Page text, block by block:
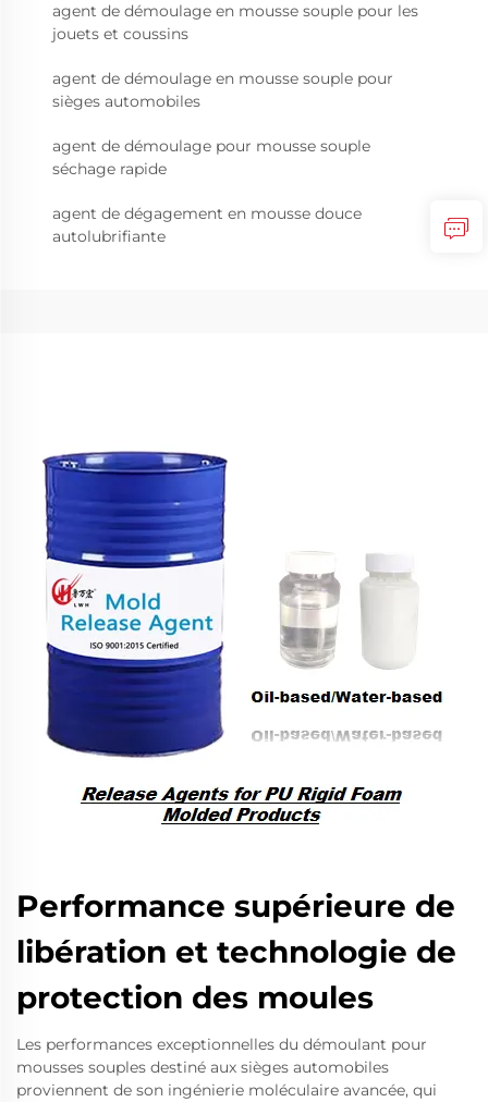
agent de démoulage en mousse souple pour les
jouets et coussins
agent de démoulage en mousse souple pour
sièges automobiles
agent de démoulage pour mousse souple
séchage rapide
agent de dégagement en mousse douce
autolubrifiante
Performance supérieure de
libération et technologie de
protection des moules
Les performances exceptionnelles du démoulant pour
mousses souples destiné aux sièges automobiles
proviennent de son ingénierie moléculaire avancée, qui